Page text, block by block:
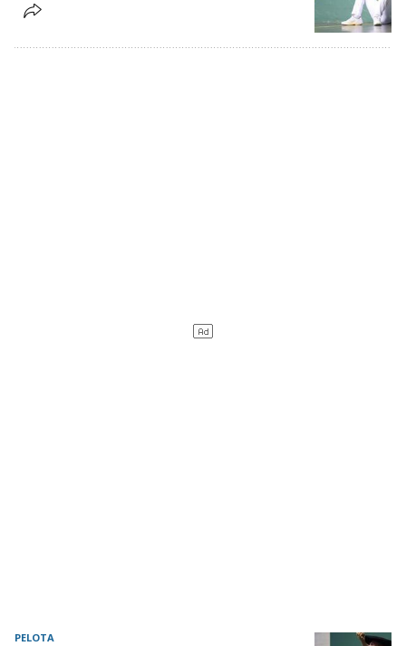
PELOTA